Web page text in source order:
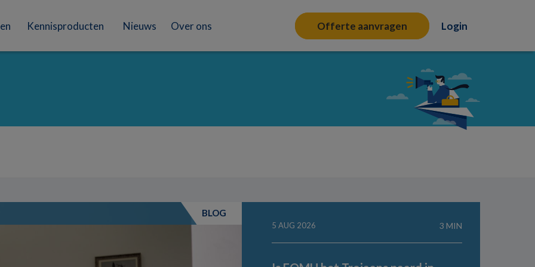
Kennisproducten Nieuws Over ons Offerte aanvragen Login
BLOG
5 AUG 2026 3 MIN